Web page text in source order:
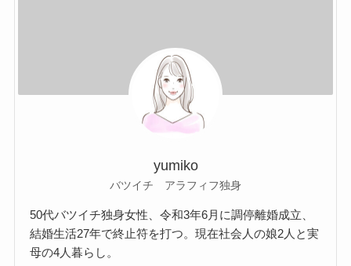
yumiko
バツイチ アラフィフ独身
50代バツイチ独身女性、令和3年6月に調停離婚成立、
結婚生活27年で終止符を打つ。現在社会人の娘2人と実
母の4人暮らし。